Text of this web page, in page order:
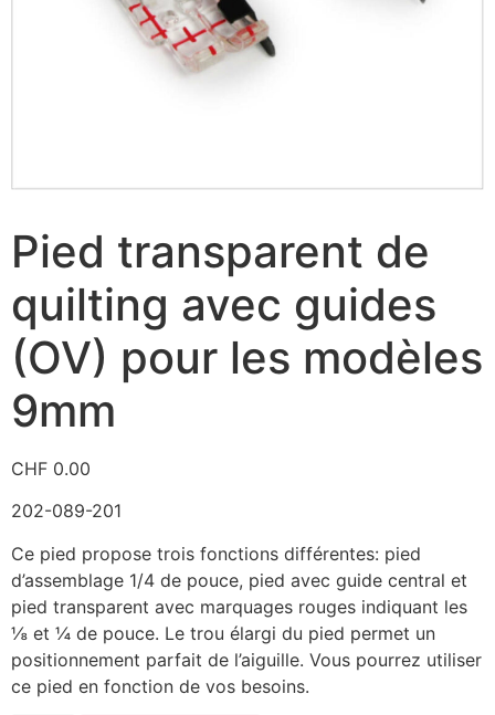
Pied transparent de
quilting avec guides
(OV) pour les modèles
9mm
CHF 0.00
202-089-201
Ce pied propose trois fonctions différentes: pied
d’assemblage 1/4 de pouce, pied avec guide central et
pied transparent avec marquages rouges indiquant les
⅛ et ¼ de pouce. Le trou élargi du pied permet un
positionnement parfait de l’aiguille. Vous pourrez utiliser
ce pied en fonction de vos besoins.